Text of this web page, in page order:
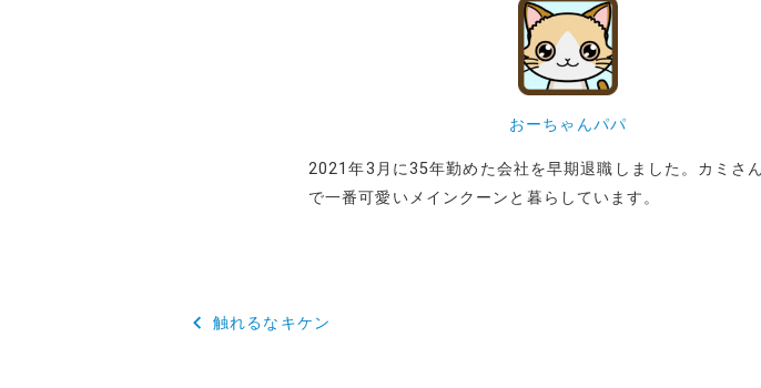
おーちゃんパパ
2021年3月に35年勤めた会社を早期退職しました。カミさ
で一番可愛いメインクーンと暮らしています。
投
触れるなキケン